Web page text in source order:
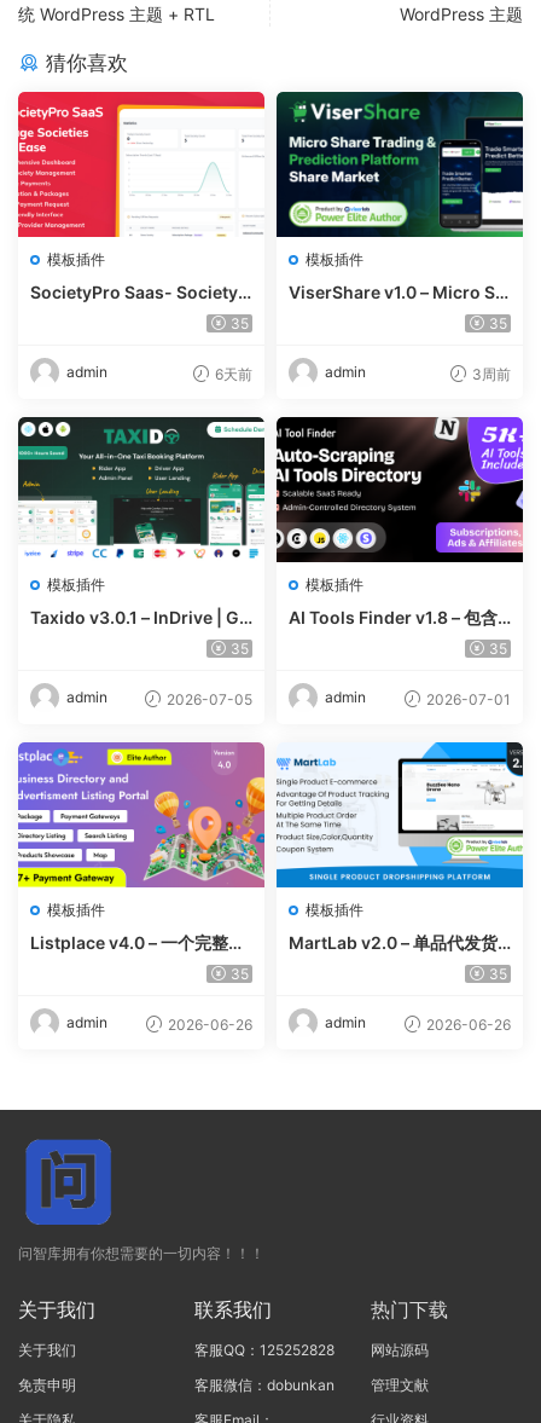
统 WordPress 主题 + RTL
WordPress 主题
猜你喜欢
模板插件
SocietyPro Saas- Society
Management Software v1.35
admin 6天前
模板插件
ViserShare v1.0 – Micro Sh
are Trading And Prediction
35
admin 3周前
模板插件
Taxido v3.0.1 – InDrive | Gr
ab | Uber Clone | Taxi Book
ing | Parcel
35
admin 2026-07-05
模板插件
AI Tools Finder v1.8 – 包含
5000 多种工具、订阅、广告
录
35
admin 2026-07-01
模板插件
Listplace v4.0 – 一个完整的
35
admin 2026-06-26
模板插件
MartLab v2.0 – 单品代发货
35
admin 2026-06-26
问智库拥有你想需要的一切内容！！！
关于我们
关于我们
免责申明
联系我们
客服QQ：125252828
客服微信：dobunkan
热门下载
网站源码
管理文献